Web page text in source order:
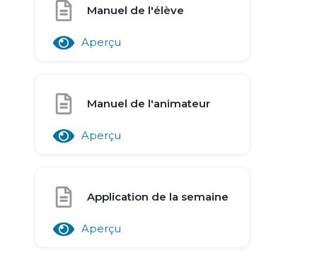
Manuel de l'élève
Aperçu
Manuel de l'animateur
Aperçu
Application de la semaine
Aperçu